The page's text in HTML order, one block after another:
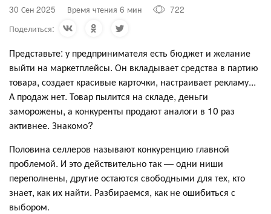
30 Сен 2025 Время чтения 6 мин
722
Поделиться:
Представьте: у предпринимателя есть бюджет и желание
выйти на маркетплейсы. Он вкладывает средства в партию
товара, создает красивые карточки, настраивает рекламу...
А продаж нет. Товар пылится на складе, деньги
заморожены, а конкуренты продают аналоги в 10 раз
активнее. Знакомо?
Половина селлеров называют конкуренцию главной
проблемой. И это действительно так — одни ниши
переполнены, другие остаются свободными для тех, кто
знает, как их найти. Разбираемся, как не ошибиться с
выбором.